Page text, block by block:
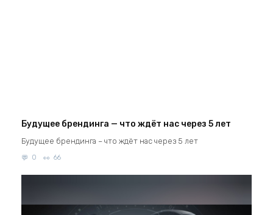
Будущее брендинга — что ждёт нас через 5 лет
Будущее брендинга – что ждёт нас через 5 лет
0 66